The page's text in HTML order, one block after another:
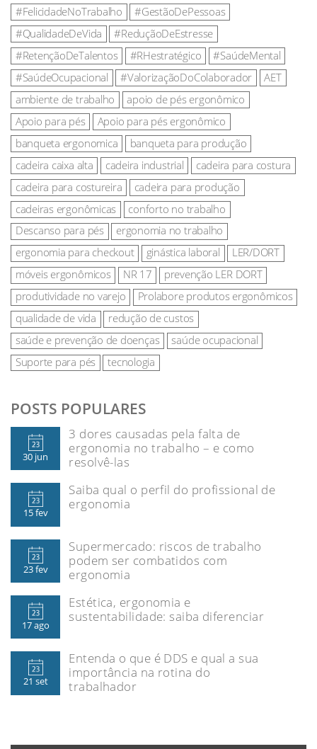
#FelicidadeNoTrabalho
#GestãoDePessoas
#QualidadeDeVida
#ReduçãoDeEstresse
#RetençãoDeTalentos
#RHestratégico
#SaúdeMental
#SaúdeOcupacional
#ValorizaçãoDoColaborador
AET
ambiente de trabalho
apoio de pés ergonômico
Apoio para pés
Apoio para pés ergonômico
banqueta ergonomica
banqueta para produção
cadeira caixa alta
cadeira industrial
cadeira para costura
cadeira para costureira
cadeira para produção
cadeiras ergonômicas
conforto no trabalho
Descanso para pés
ergonomia no trabalho
ergonomia para checkout
ginástica laboral
LER/DORT
móveis ergonômicos
NR 17
prevenção LER DORT
produtividade no varejo
Prolabore produtos ergonômicos
qualidade de vida
redução de custos
saúde e prevenção de doenças
saúde ocupacional
Suporte para pés
tecnologia
POSTS POPULARES
30 jun
3 dores causadas pela falta de
ergonomia no trabalho – e como
resolvê-las
15 fev
Saiba qual o perfil do profissional de
ergonomia
23 fev
Supermercado: riscos de trabalho
podem ser combatidos com
ergonomia
17 ago
Estética, ergonomia e
sustentabilidade: saiba diferenciar
21 set
Entenda o que é DDS e qual a sua
importância na rotina do
trabalhador